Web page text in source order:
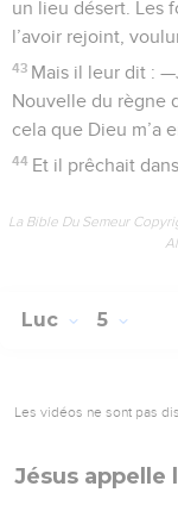
un lieu désert. Les
l’avoir rejoint,
43 Mais il leur dit :
Nouvelle du règne
cela que Dieu m’a
44 Et il prêchait
La Bible Du Semeur
Luc 5
Les vidéos ne sont pas
Jésus appelle